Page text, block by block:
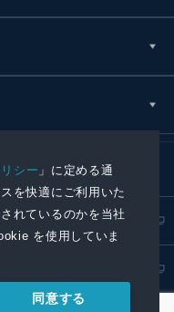
シー 」に定める通
を快適にご利用いた
れているのかを当社
を使用していま
同意する
イバシーポリシー